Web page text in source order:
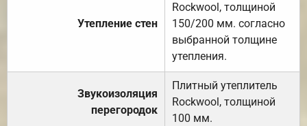
Утепление стен
Rockwool, толщиной
150/200 мм. согласно
выбранной толщине
утепления.
Звукоизоляция
перегородок
Плитный утеплитель
Rockwool, толщиной
100 мм.